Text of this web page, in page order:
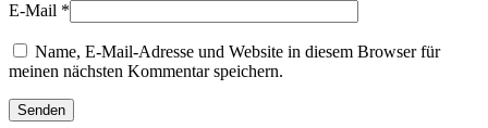
E-Mail *
Name, E-Mail-Adresse und Website in diesem Browser für
meinen nächsten Kommentar speichern.